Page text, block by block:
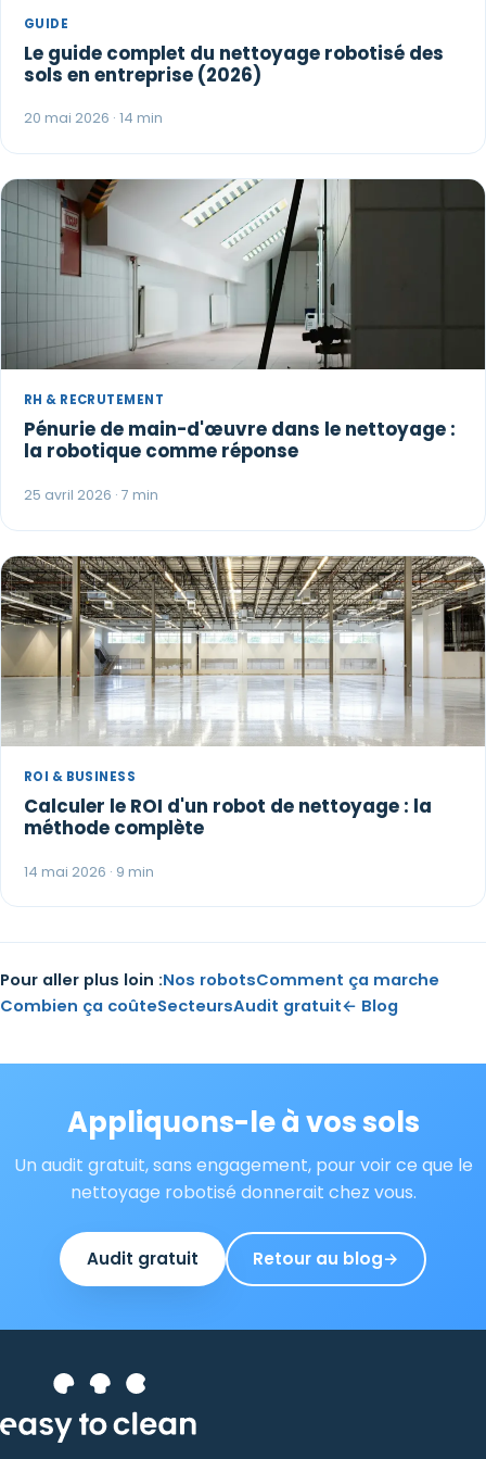
GUIDE
Le guide complet du nettoyage robotisé des
sols en entreprise (2026)
20 mai 2026 · 14 min
RH & RECRUTEMENT
Pénurie de main-d'œuvre dans le nettoyage :
la robotique comme réponse
25 avril 2026 · 7 min
ROI & BUSINESS
Calculer le ROI d'un robot de nettoyage : la
méthode complète
14 mai 2026 · 9 min
Pour aller plus loin :Nos robotsComment ça marche
Combien ça coûteSecteursAudit gratuit← Blog
Appliquons-le à vos sols
Un audit gratuit, sans engagement, pour voir ce que le
nettoyage robotisé donnerait chez vous.
Audit gratuit Retour au blog→